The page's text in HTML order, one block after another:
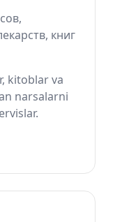
книг
kitoblar va
narsalarni